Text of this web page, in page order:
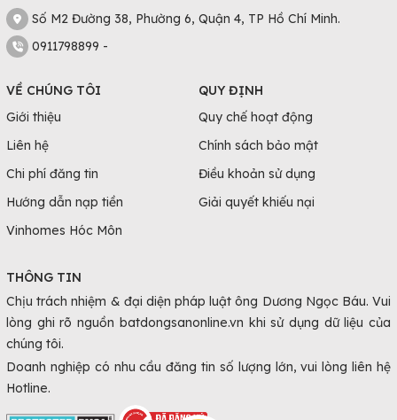
Số M2 Đường 38, Phường 6, Quận 4, TP Hồ Chí Minh.
0911798899 -
VỀ CHÚNG TÔI
Giới thiệu
Liên hệ
Chi phí đăng tin
Hướng dẫn nạp tiền
Vinhomes Hóc Môn
QUY ĐỊNH
Quy chế hoạt động
Chính sách bảo mật
Điều khoản sử dụng
Giải quyết khiếu nại
THÔNG TIN
Chịu trách nhiệm & đại diện pháp luật ông Dương Ngọc Báu. Vui
lòng ghi rõ nguồn batdongsanonline.vn khi sử dụng dữ liệu của
chúng tôi.
Doanh nghiệp có nhu cầu đăng tin số lượng lớn, vui lòng liên hệ
Hotline.